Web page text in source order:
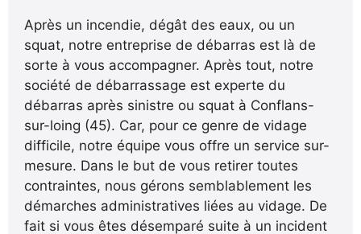
Après un incendie, dégât des eaux, ou un
squat, notre entreprise de débarras est là de
sorte à vous accompagner. Après tout, notre
société de débarrassage est experte du
débarras après sinistre ou squat à Conflans-
sur-loing (45). Car, pour ce genre de vidage
difficile, notre équipe vous offre un service sur-
mesure. Dans le but de vous retirer toutes
contraintes, nous gérons semblablement les
démarches administratives liées au vidage. De
fait si vous êtes désemparé suite à un incident